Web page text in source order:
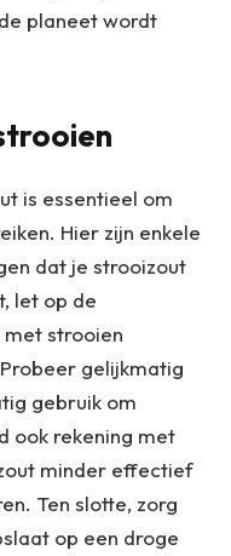
planeet wordt
is essentieel om
Hier zijn enkele
dat je strooizout
let op de
strooien
gelijkmatig
gebruik om
ook rekening met
minder effectief
Ten slotte, zorg
op een droge